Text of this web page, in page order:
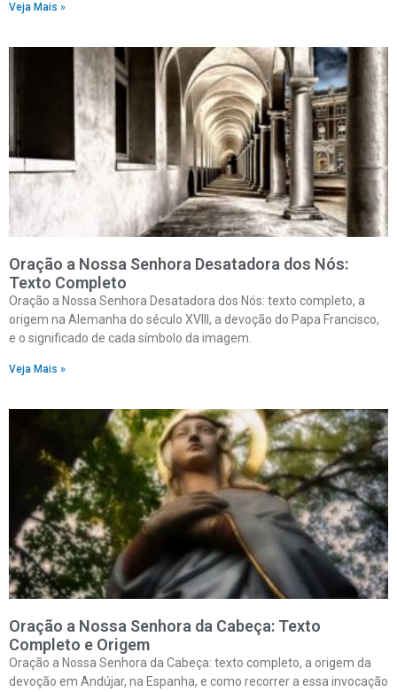
Veja Mais »
Oração a Nossa Senhora Desatadora dos Nós:
Texto Completo
Oração a Nossa Senhora Desatadora dos Nós: texto completo, a
origem na Alemanha do século XVIII, a devoção do Papa Francisco,
e o significado de cada símbolo da imagem.
Veja Mais »
Oração a Nossa Senhora da Cabeça: Texto
Completo e Origem
Oração a Nossa Senhora da Cabeça: texto completo, a origem da
devoção em Andújar, na Espanha, e como recorrer a essa invocação